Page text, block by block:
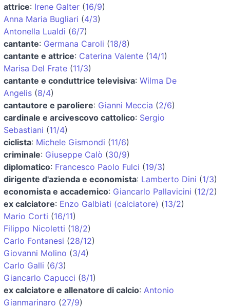
attrice: Irene Galter (16/9)
Anna Maria Bugliari (4/3)
Antonella Lualdi (6/7)
cantante: Germana Caroli (18/8)
cantante e attrice: Caterina Valente (14/1)
Marisa Del Frate (11/3)
cantante e conduttrice televisiva: Wilma De
Angelis (8/4)
cantautore e paroliere: Gianni Meccia (2/6)
cardinale e arcivescovo cattolico: Sergio
Sebastiani (11/4)
ciclista: Michele Gismondi (11/6)
criminale: Giuseppe Calò (30/9)
diplomatico: Francesco Paolo Fulci (19/3)
dirigente d'azienda e economista: Lamberto Dini (1/3)
economista e accademico: Giancarlo Pallavicini (12/2)
ex calciatore: Enzo Galbiati (calciatore) (13/2)
Mario Corti (16/11)
Filippo Nicoletti (18/2)
Carlo Fontanesi (28/12)
Giovanni Molino (3/4)
Carlo Galli (6/3)
Giancarlo Capucci (8/1)
ex calciatore e allenatore di calcio: Antonio
Gianmarinaro (27/9)